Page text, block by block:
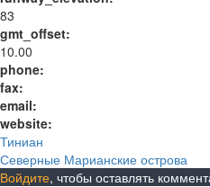
83
gmt_offset:
10.00
phone:
fax:
email:
website:
Тиниан
Северные Марианские острова
Войдите, чтобы оставлять